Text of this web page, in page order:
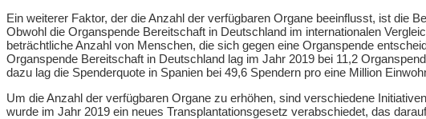
Ein weiterer Faktor, der die Anzahl der verfügbaren Organe beeinflusst, ist die
Obwohl die Organspende Bereitschaft in Deutschland im internationalen
beträchtliche Anzahl von Menschen, die sich gegen eine Organspende
Organspende Bereitschaft in Deutschland lag im Jahr 2019 bei 11,2
dazu lag die Spenderquote in Spanien bei 49,6 Spendern pro eine Million
Um die Anzahl der verfügbaren Organe zu erhöhen, sind verschiedene
wurde im Jahr 2019 ein neues Transplantationsgesetz verabschiedet, das